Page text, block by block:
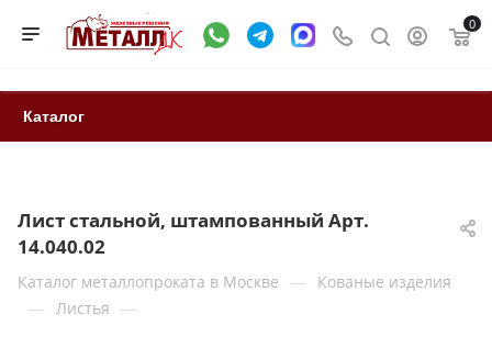
0
Каталог
Лист стальной, штампованный Арт.
14.040.02
Каталог металлопроката в Москве — Кованые изделия
— Листья —